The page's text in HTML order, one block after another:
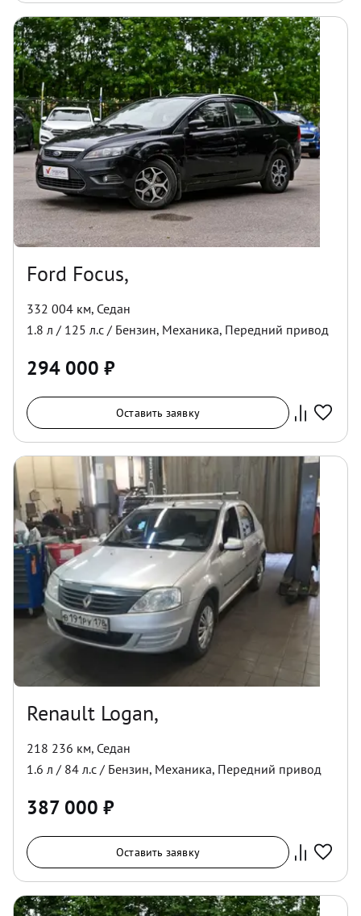
Ford Focus,
332 004 км, Седан
1.8 л / 125 л.с / Бензин, Механика, Передний привод
294 000 ₽
Оставить заявку
Renault Logan,
218 236 км, Седан
1.6 л / 84 л.с / Бензин, Механика, Передний привод
387 000 ₽
Оставить заявку